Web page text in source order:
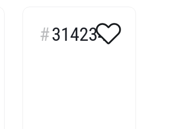
314234